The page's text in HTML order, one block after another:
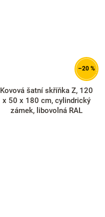
–20 %
Kovová šatní skříňka Z, 120
x 50 x 180 cm, cylindrický
zámek, libovolná RAL